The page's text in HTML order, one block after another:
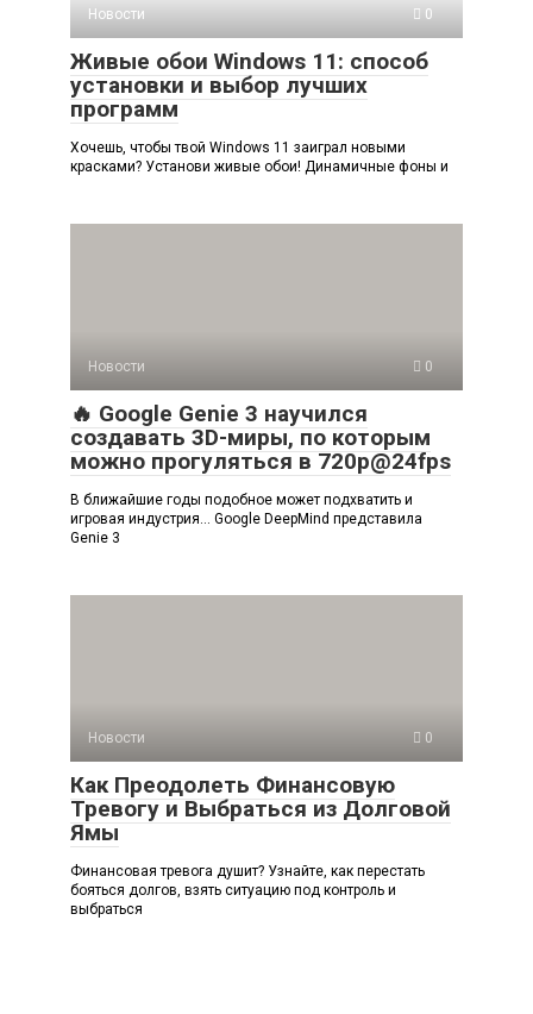
Новости
0
Живые обои Windows 11: способ
установки и выбор лучших
программ
Хочешь, чтобы твой Windows 11 заиграл новыми
красками? Установи живые обои! Динамичные фоны и
Новости 0
🔥 Google Genie 3 научился
создавать 3D-миры, по которым
можно прогуляться в 720p@24fps
В ближайшие годы подобное может подхватить и
игровая индустрия… Google DeepMind представила
Genie 3
Новости 0
Как Преодолеть Финансовую
Тревогу и Выбраться из Долговой
Ямы
Финансовая тревога душит? Узнайте, как перестать
бояться долгов, взять ситуацию под контроль и
выбраться